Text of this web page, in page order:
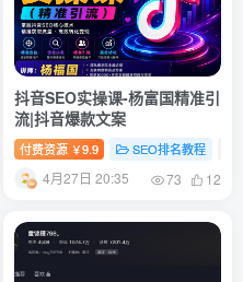
# 陈行甲
抖音SEO实操课-杨富国精准引
流|抖音爆款文案
付费资源 ￥9.9 SEO排名教程
4月27日 20:35 73 12